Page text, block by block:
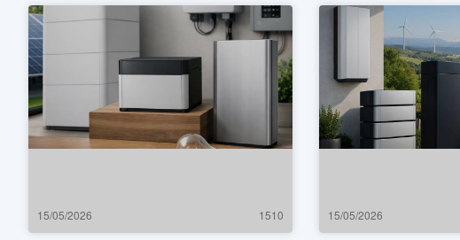
15/05/2026 1510 15/05/2026